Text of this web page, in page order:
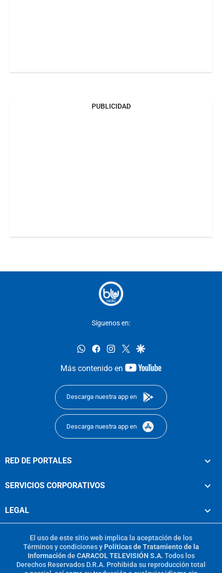
PUBLICIDAD
Síguenos en:
whatsappfacebookinstagram
twittergoogle
Más contenido en
youtube-
Descarga nuestra app en
Descarga nuestra app en
RED DE PORTALES
SERVICIOS CORPORATIVOS
LEGAL
El uso de este sitio web implica la aceptación de los
Términos y condicionesy Políticas de Tratamiento de la
Información de CARACOL TELEVISIÓN S.A. Todos los
Derechos Reservados D.R.A. Prohibida su reproducción total